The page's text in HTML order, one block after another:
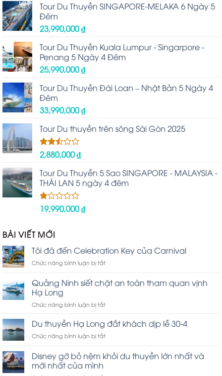
Tour Du Thuyền SINGAPORE-MELAKA 6 Ngày 5
Đêm
23,990,000₫
Tour Du Thuyền Kuala Lumpur - Singarpore -
Penang 5 Ngày 4 Đêm
25,990,000₫
Tour Du Thuyền Đài Loan – Nhật Bản 5 Ngày 4
Đêm
33,990,000₫
Tour Du thuyền trên sông Sài Gòn 2025
Được
hạng
2.48
5 sao
2,880,000₫
Tour Du Thuyền 5 Sao SINGAPORE - MALAYSIA -
THÁI LAN 5 ngày 4 đêm
Được
1.00
5
sao
19,990,000₫
BÀI VIẾT MỚI
Tôi đã đến Celebration Key của Carnival
Chức năng bình luận bị tắtở
đã
đến
Key
Carnival
Quảng Ninh siết chặt an toàn tham quan vịnh
Hạ Long
Chức năng bình luận bị tắtở
Ninh
siết
chặt
toàn
Du thuyền Hạ Long đắt khách dịp lễ 30-4
Chức năng bình luận bị tắtở
thuyền
Hạ
Disney gỡ bỏ nệm khỏi du thuyền lớn nhất và
mới nhất của mình